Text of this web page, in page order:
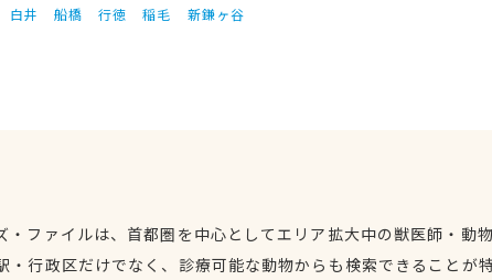
白井 船橋 行徳 稲毛 新鎌ヶ谷
・ファイルは、首都圏を中心としてエリア拡大中の獣医師・動
・行政区だけでなく、診療可能な動物からも検索できることが